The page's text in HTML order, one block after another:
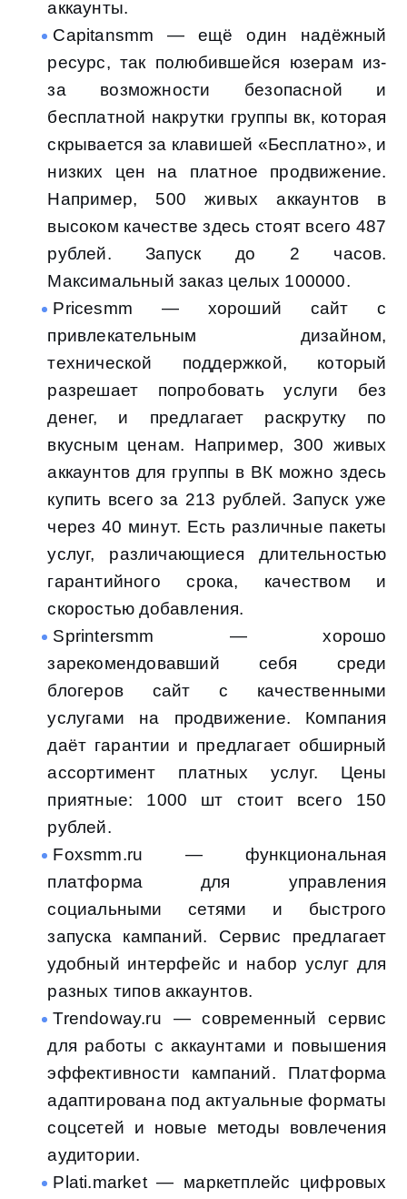
аккаунты.
Capitansmm — ещё один надёжный
ресурс, так полюбившейся юзерам из-
за возможности безопасной и
бесплатной накрутки группы вк, которая
скрывается за клавишей «Бесплатно», и
низких цен на платное продвижение.
Например, 500 живых аккаунтов в
высоком качестве здесь стоят всего 487
рублей. Запуск до 2 часов.
Максимальный заказ целых 100000.
Pricesmm — хороший сайт с
привлекательным дизайном,
технической поддержкой, который
разрешает попробовать услуги без
денег, и предлагает раскрутку по
вкусным ценам. Например, 300 живых
аккаунтов для группы в ВК можно здесь
купить всего за 213 рублей. Запуск уже
через 40 минут. Есть различные пакеты
услуг, различающиеся длительностью
гарантийного срока, качеством и
скоростью добавления.
Sprintersmm — хорошо
зарекомендовавший себя среди
блогеров сайт с качественными
услугами на продвижение. Компания
даёт гарантии и предлагает обширный
ассортимент платных услуг. Цены
приятные: 1000 шт стоит всего 150
рублей.
Foxsmm.ru — функциональная
платформа для управления
социальными сетями и быстрого
запуска кампаний. Сервис предлагает
удобный интерфейс и набор услуг для
разных типов аккаунтов.
Trendoway.ru — современный сервис
для работы с аккаунтами и повышения
эффективности кампаний. Платформа
адаптирована под актуальные форматы
соцсетей и новые методы вовлечения
аудитории.
Plati.market — маркетплейс цифровых